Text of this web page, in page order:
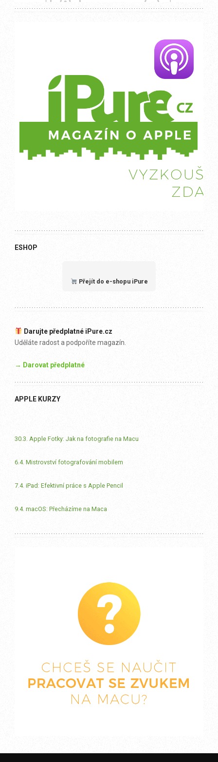
ESHOP
Přejít do e-shopu iPure
Darujte předplatné iPure.cz
Uděláte radost a podpoříte magazín.
→ Darovat předplatné
APPLE KURZY
30.3. Apple Fotky: Jak na fotografie na Macu
6.4. Mistrovství fotografování mobilem
7.4. iPad: Efektivní práce s Apple Pencil
9.4. macOS: Přecházíme na Maca